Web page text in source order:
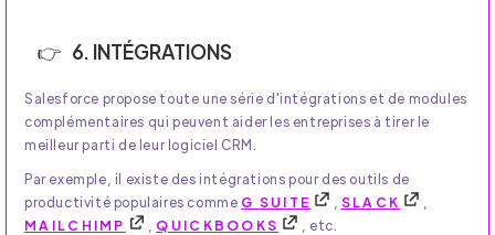
6. INTÉGRATIONS
Salesforce propose toute une série d'intégrations et de modules
complémentaires qui peuvent aider les entreprises à tirer le
meilleur parti de leur logiciel CRM.
Par exemple, il existe des intégrations pour des outils de
productivité populaires comme G SUITE SLACK
MAILCHIMP
QUICKBOOKS
, etc.